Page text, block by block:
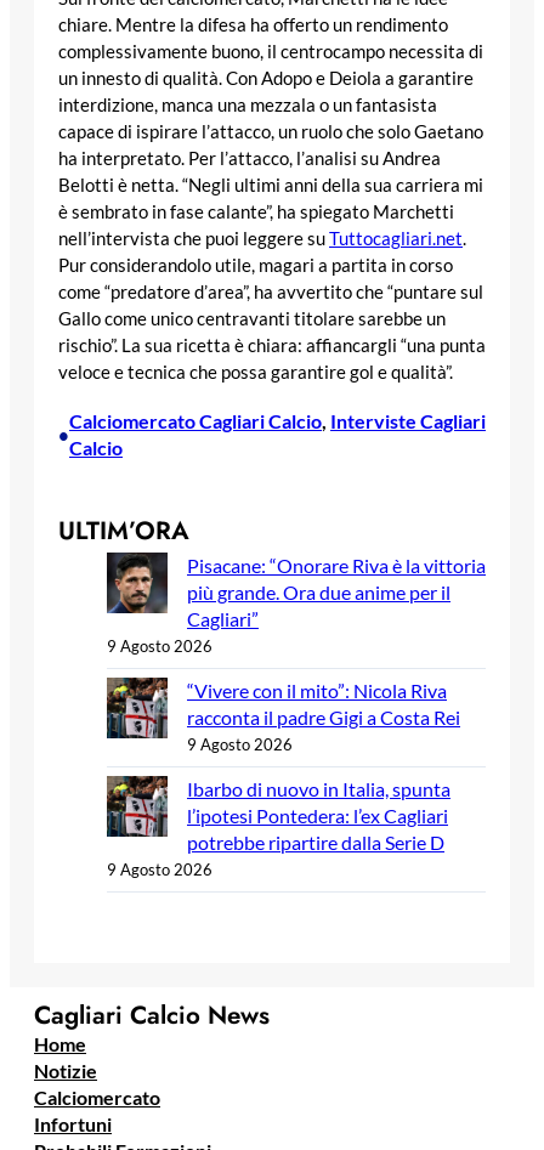
chiare. Mentre la difesa ha offerto un rendimento
complessivamente buono, il centrocampo necessita di
un innesto di qualità. Con Adopo e Deiola a garantire
interdizione, manca una mezzala o un fantasista
capace di ispirare l’attacco, un ruolo che solo Gaetano
ha interpretato. Per l’attacco, l’analisi su Andrea
Belotti è netta. “Negli ultimi anni della sua carriera mi
è sembrato in fase calante”, ha spiegato Marchetti
nell’intervista che puoi leggere suTuttocagliari.net.
Pur considerandolo utile, magari a partita in corso
come “predatore d’area”, ha avvertito che “puntare sul
Gallo come unico centravanti titolare sarebbe un
rischio”. La sua ricetta è chiara: affiancargli “una punta
veloce e tecnica che possa garantire gol e qualità”.
•
Calciomercato Cagliari Calcio, Interviste Cagliari
Calcio
ULTIM’ORA
Pisacane: “Onorare Riva è la vittoria
più grande. Ora due anime per il
Cagliari”
9 Agosto 2026
“Vivere con il mito”: Nicola Riva
racconta il padre Gigi a Costa Rei
9 Agosto 2026
Ibarbo di nuovo in Italia, spunta
l’ipotesi Pontedera: l’ex Cagliari
potrebbe ripartire dalla Serie D
9 Agosto 2026
Cagliari Calcio News
Home
Notizie
Calciomercato
Infortuni